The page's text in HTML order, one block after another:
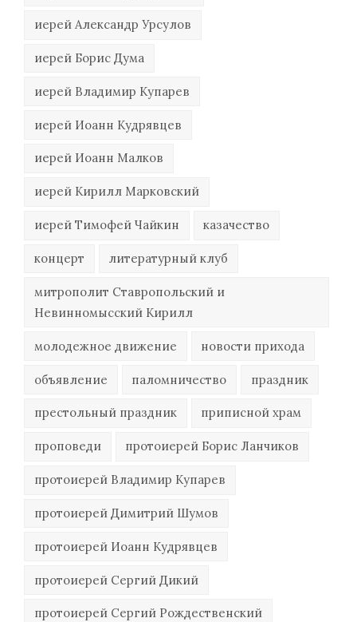
иерей Александр Урсулов
иерей Борис Дума
иерей Владимир Купарев
иерей Иоанн Кудрявцев
иерей Иоанн Малков
иерей Кирилл Марковский
иерей Тимофей Чайкин казачество
концерт литературный клуб
митрополит Ставропольский и
Невинномысский Кирилл
молодежное движение новости прихода
объявление паломничество праздник
престольный праздник приписной храм
проповеди протоиерей Борис Ланчиков
протоиерей Владимир Купарев
протоиерей Димитрий Шумов
протоиерей Иоанн Кудрявцев
протоиерей Сергий Дикий
протоиерей Сергий Рождественский